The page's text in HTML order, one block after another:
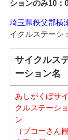
ションのみ10：
埼玉県秩父郡横
イクルステーシ
サイクルス
ーション名
あしがくぼサイ
クルステーショ
ン
（ブコーさん